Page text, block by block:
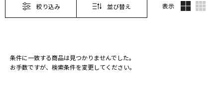
絞り込み 並び替え 表示
条件に一致する商品は見つかりませんでした。
お手数ですが、検索条件を変更してください。